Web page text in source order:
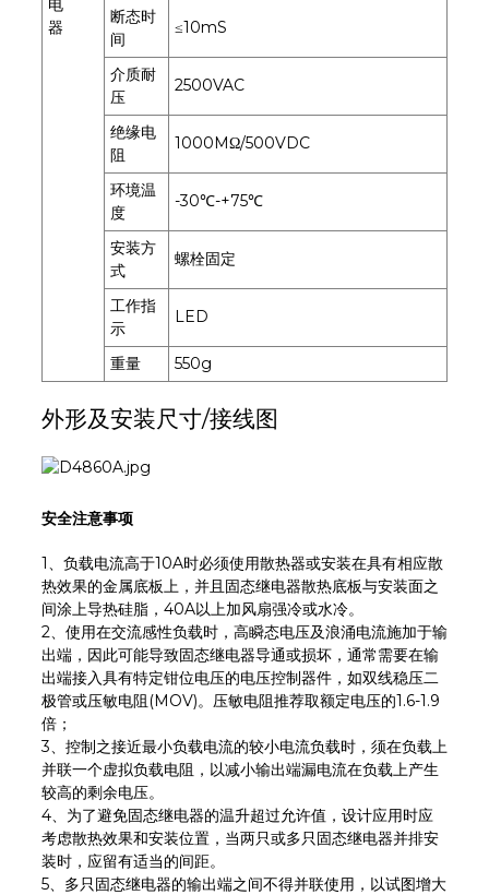
电
器
断态时
间
≤10mS
介质耐
压
2500VAC
绝缘电
阻
1000MΩ/500VDC
环境温
度
-30℃-+75℃
安装方
式
螺栓固定
工作指
示
LED
重量 550g
外形及安装尺寸/接线图
安全注意事项
1、负载电流高于10A时必须使用散热器或安装在具有相应散
热效果的金属底板上，并且固态继电器散热底板与安装面之
间涂上导热硅脂，40A以上加风扇强冷或水冷。
2、使用在交流感性负载时，高瞬态电压及浪涌电流施加于输
出端，因此可能导致固态继电器导通或损坏，通常需要在输
出端接入具有特定钳位电压的电压控制器件，如双线稳压二
极管或压敏电阻(MOV)。压敏电阻推荐取额定电压的1.6-1.9
倍；
3、控制之接近最小负载电流的较小电流负载时，须在负载上
并联一个虚拟负载电阻，以减小输出端漏电流在负载上产生
较高的剩余电压。
4、为了避免固态继电器的温升超过允许值，设计应用时应
考虑散热效果和安装位置，当两只或多只固态继电器并排安
装时，应留有适当的间距。
5、多只固态继电器的输出端之间不得并联使用，以试图增大